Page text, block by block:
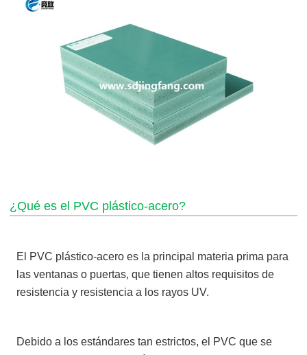
¿Qué es el PVC plástico-acero?
El PVC plástico-acero es la principal materia prima para
las ventanas o puertas, que tienen altos requisitos de
resistencia y resistencia a los rayos UV.
Debido a los estándares tan estrictos, el PVC que se